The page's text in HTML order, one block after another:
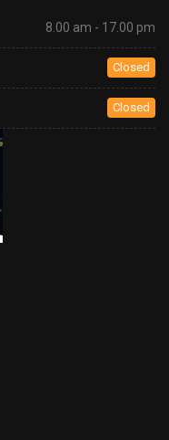
8.00 am - 17.00 pm
Closed
Closed